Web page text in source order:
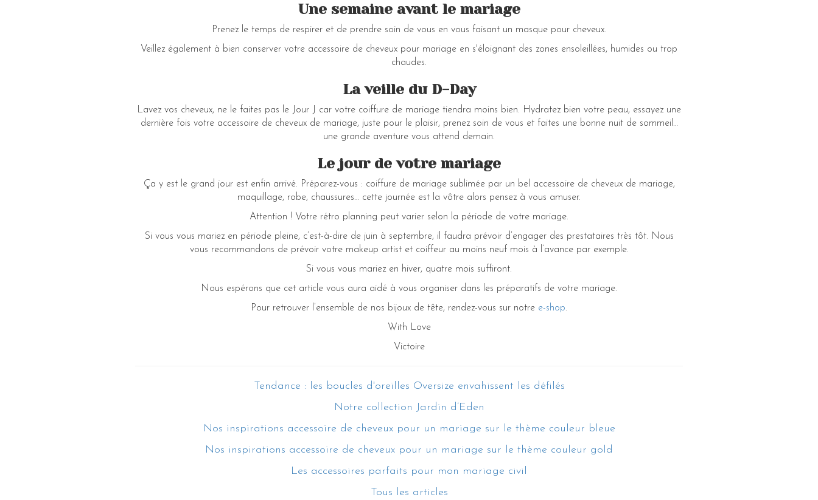
Une semaine avant le mariage
Prenez le temps de respirer et de prendre soin de vous en vous faisant un masque pour cheveux.
Veillez également à bien conserver votre accessoire de cheveux pour mariage en s'éloignant des zones ensoleillées, humides ou trop
chaudes.
La veille du D-Day
Lavez vos cheveux, ne le faites pas le Jour J car votre coiffure de mariage tiendra moins bien. Hydratez bien votre peau, essayez une
dernière fois votre accessoire de cheveux de mariage, juste pour le plaisir, prenez soin de vous et faites une bonne nuit de sommeil…
une grande aventure vous attend demain.
Le jour de votre mariage
Ça y est le grand jour est enfin arrivé. Préparez-vous : coiffure de mariage sublimée par un bel accessoire de cheveux de mariage,
maquillage, robe, chaussures… cette journée est la vôtre alors pensez à vous amuser.
Attention ! Votre rétro planning peut varier selon la période de votre mariage.
Si vous vous mariez en période pleine, c’est-à-dire de juin à septembre, il faudra prévoir d’engager des prestataires très tôt. Nous
vous recommandons de prévoir votre makeup artist et coiffeur au moins neuf mois à l’avance par exemple.
Si vous vous mariez en hiver, quatre mois suffiront.
Nous espérons que cet article vous aura aidé à vous organiser dans les préparatifs de votre mariage.
Pour retrouver l’ensemble de nos bijoux de tête, rendez-vous sur notre e-shop.
With Love
Victoire
Tendance : les boucles d'oreilles Oversize envahissent les défilés
Notre collection Jardin d’Eden
Nos inspirations accessoire de cheveux pour un mariage sur le thème couleur bleue
Nos inspirations accessoire de cheveux pour un mariage sur le thème couleur gold
Les accessoires parfaits pour mon mariage civil
Tous les articles